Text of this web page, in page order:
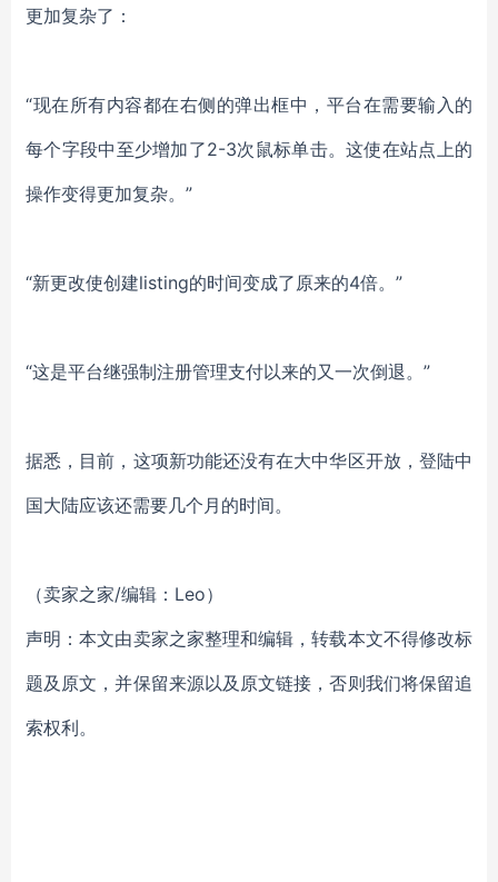
更加复杂了：
“现在所有内容都在右侧的弹出框中，平台在需要输入的
每个字段中至少增加了2-3次鼠标单击。这使在站点上的
操作变得更加复杂。”
“新更改使创建listing的时间变成了原来的4倍。”
“这是平台继强制注册管理支付以来的又一次倒退。”
据悉，目前，这项新功能还没有在大中华区开放，登陆中
国大陆应该还需要几个月的时间。
（卖家之家/编辑：Leo）
声明：本文由卖家之家整理和编辑，转载本文不得修改标
题及原文，并保留来源以及原文链接，否则我们将保留追
索权利。